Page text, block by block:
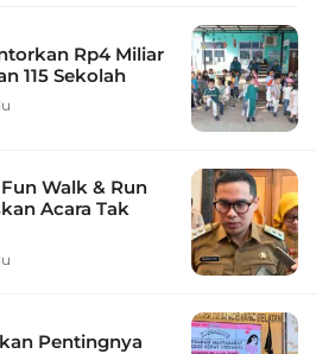
Rp4 Miliar
115 Sekolah
Walk & Run
Acara Tak
Pentingnya